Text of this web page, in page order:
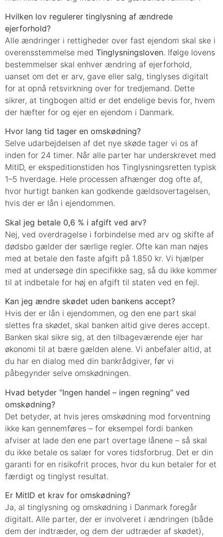
Hvilken lov regulerer tinglysning af ændrede
ejerforhold?
Alle ændringer i rettigheder over fast ejendom skal ske i
overensstemmelse med Tinglysningsloven. Ifølge lovens
bestemmelser skal enhver ændring af ejerforhold,
uanset om det er arv, gave eller salg, tinglyses digitalt
for at opnå retsvirkning over for tredjemand. Dette
sikrer, at tingbogen altid er det endelige bevis for, hvem
der hæfter for og ejer en ejendom i Danmark.
Hvor lang tid tager en omskødning?
Selve udarbejdelsen af det nye skøde tager vi os af
inden for 24 timer. Når alle parter har underskrevet med
MitID, er ekspeditionstiden hos Tinglysningsretten typisk
1–5 hverdage. Hele processen afhænger dog ofte af,
hvor hurtigt banken kan godkende gældsovertagelsen,
hvis der er lån i ejendommen.
Skal jeg betale 0,6 % i afgift ved arv?
Nej, ved overdragelse i forbindelse med arv og skifte af
dødsbo gælder der særlige regler. Ofte kan man nøjes
med at betale den faste afgift på 1.850 kr. Vi hjælper
med at undersøge din specifikke sag, så du ikke kommer
til at indbetale for høj en afgift til staten ved en fejl.
Kan jeg ændre skødet uden bankens accept?
Hvis der er lån i ejendommen, og den ene part skal
slettes fra skødet, skal banken altid give deres accept.
Banken skal sikre sig, at den tilbageværende ejer har
økonomi til at bære gælden alene. Vi anbefaler altid, at
du har en dialog med din bankrådgiver, før vi
påbegynder selve omskødningen.
Hvad betyder “Ingen handel – ingen regning” ved
omskødning?
Det betyder, at hvis jeres omskødning mod forventning
ikke kan gennemføres – for eksempel fordi banken
afviser at lade den ene part overtage lånene – så skal
du ikke betale os salær for vores tidsforbrug. Det er din
garanti for en risikofrit proces, hvor du kun betaler for et
færdigt og tinglyst resultat.
Er MitID et krav for omskødning?
Ja, al tinglysning og omskødning i Danmark foregår
digitalt. Alle parter, der er involveret i ændringen (både
dem der indtræder, og dem der udtræder af skødet),